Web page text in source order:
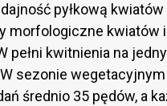
pyłkową kwiatów
morfologiczne kwiatów
pełni kwitnienia na
sezonie wegetacyjnym
średnio 35 pędów, a